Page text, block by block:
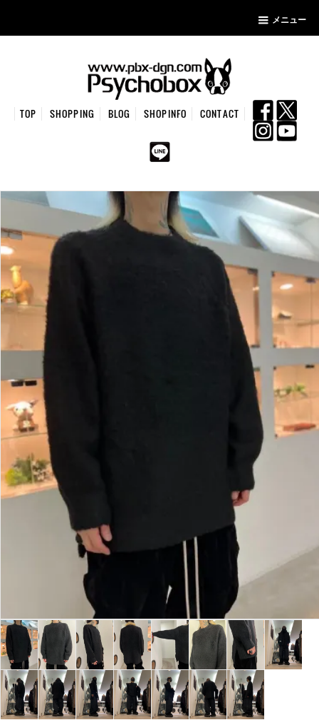
メニュー
TOP SHOPPING BLOG SHOPINFO CONTACT